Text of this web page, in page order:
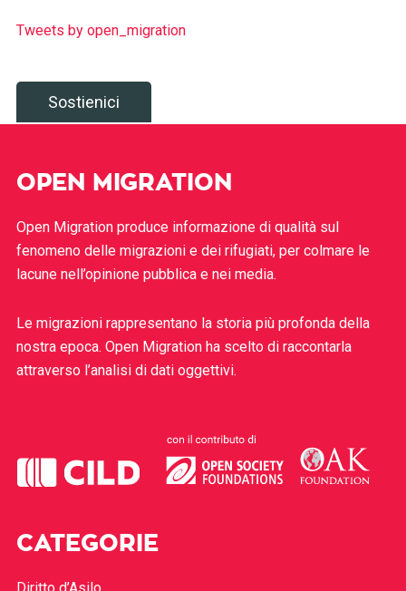
Tweets by open_migration
Sostienici
OPEN MIGRATION
Open Migration produce informazione di qualità sul
fenomeno delle migrazioni e dei rifugiati, per colmare le
lacune nell’opinione pubblica e nei media.
Le migrazioni rappresentano la storia più profonda della
nostra epoca. Open Migration ha scelto di raccontarla
attraverso l’analisi di dati oggettivi.
CATEGORIE